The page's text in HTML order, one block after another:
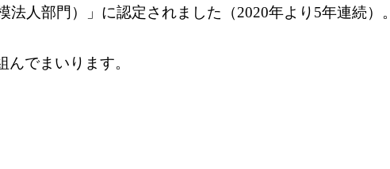
人部門）」に認定されました（2020年より5年連続）。
でまいります。